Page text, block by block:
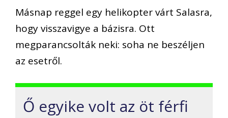
Másnap reggel egy helikopter várt Salasra,
hogy visszavigye a bázisra. Ott
megparancsolták neki: soha ne beszéljen
az esetről.
Ő egyike volt az öt férfi